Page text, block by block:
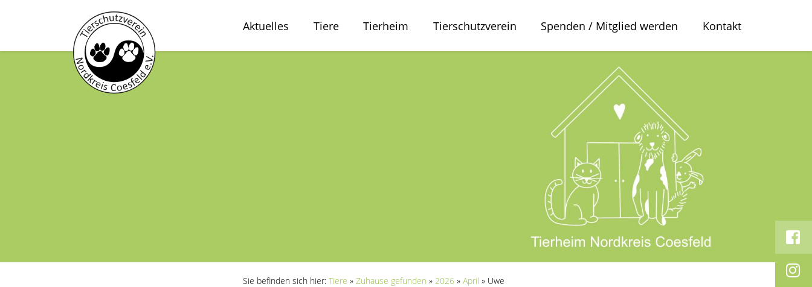
Aktuelles Tiere Tierheim Tierschutzverein Spenden / Mitglied werden Kontakt
Sie befinden sich hier: Tiere » Zuhause gefunden » 2026 » April » Uwe